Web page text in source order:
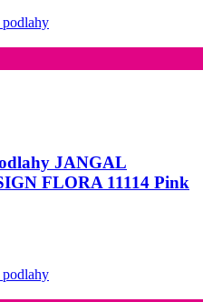
JANGAL
FLORA 11114 Pink